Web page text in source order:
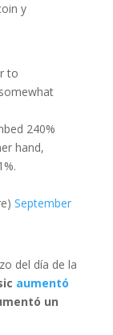
y
to
240%
hand,
September
del día de la
aumentó
un